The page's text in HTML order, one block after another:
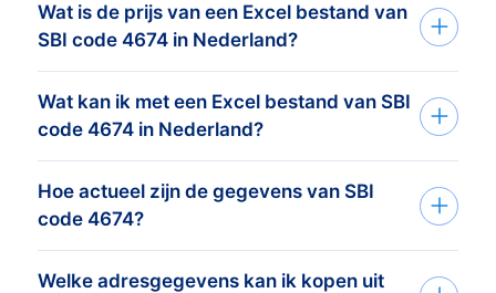
Je vertelt ons je doelgroep via het
aanvraagformulier of telefoon. Op basis
van deze informatie maken wij
hetadressenbestand dat perfect
afgestemd is op je doelgroep
binnen een dag een vrijblijvende telling
van het aantal adressen van je doelgroep
Wat is de prijs van een Excel bestand van
SBI code 4674 in Nederland?
De prijs is afhankelijk van het aantal
adressen en de adresgegevens die u
nodig heeft. Bekijkhieronze prijslijst. Het
minimumorderbedrag van dit
adressenbestand is € 425,-. Hiervoor
Wat kan ik met een Excel bestand van SBI
code 4674 in Nederland?
Onze data wordt gebruikt door 2.000+
klanten voor het creëren van kansen.
Denk hierbij aan email marketing,
Hoe actueel zijn de gegevens van SBI
code 4674?
BoldData levert alleen
Welke adresgegevens kan ik kopen uit